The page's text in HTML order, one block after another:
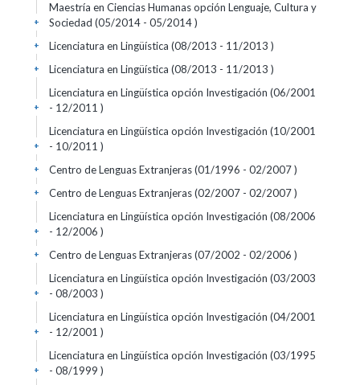
Maestría en Ciencias Humanas opción Lenguaje, Cultura y
Sociedad (05/2014 - 05/2014 )
+
Licenciatura en Lingüística (08/2013 - 11/2013 )
+
Licenciatura en Lingüística (08/2013 - 11/2013 )
+
Licenciatura en Lingüística opción Investigación (06/2001
- 12/2011 )
+
Licenciatura en Lingüística opción Investigación (10/2001
- 10/2011 )
+
Centro de Lenguas Extranjeras (01/1996 - 02/2007 )
+
Centro de Lenguas Extranjeras (02/2007 - 02/2007 )
+
Licenciatura en Lingüística opción Investigación (08/2006
- 12/2006 )
+
Centro de Lenguas Extranjeras (07/2002 - 02/2006 )
+
Licenciatura en Lingüística opción Investigación (03/2003
- 08/2003 )
+
Licenciatura en Lingüística opción Investigación (04/2001
- 12/2001 )
+
Licenciatura en Lingüística opción Investigación (03/1995
- 08/1999 )
+